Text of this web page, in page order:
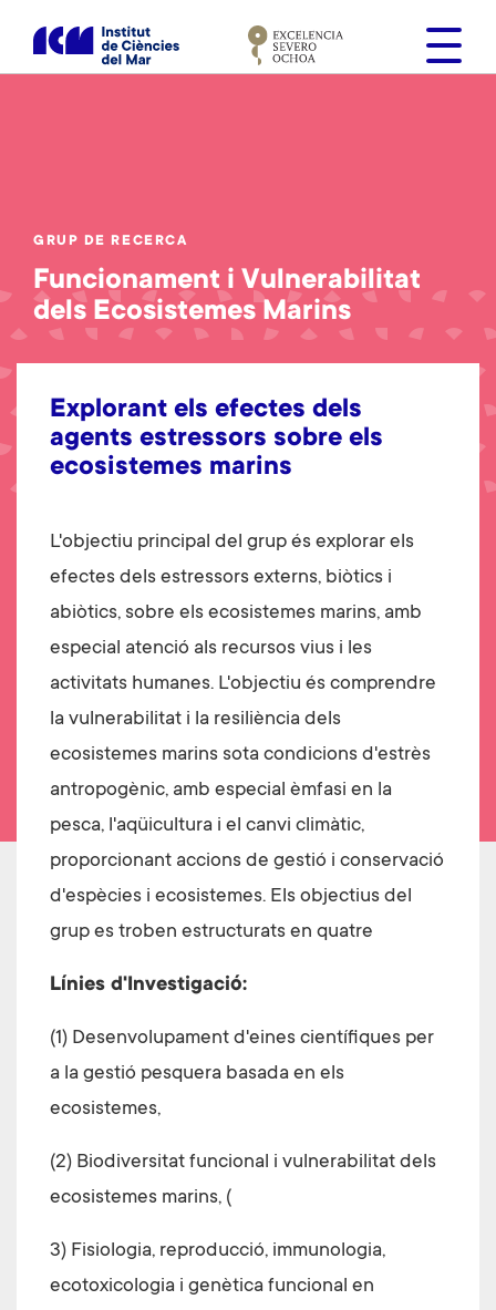
s
n
t
GRUP DE RECERCA
Funcionament i Vulnerabilitat
dels Ecosistemes Marins
Explorant els efectes dels
agents estressors sobre els
ecosistemes marins
L'objectiu principal del grup és explorar els
efectes dels estressors externs, biòtics i
abiòtics, sobre els ecosistemes marins, amb
especial atenció als recursos vius i les
activitats humanes. L'objectiu és comprendre
la vulnerabilitat i la resiliència dels
ecosistemes marins sota condicions d'estrès
antropogènic, amb especial èmfasi en la
pesca, l'aqüicultura i el canvi climàtic,
proporcionant accions de gestió i conservació
d'espècies i ecosistemes. Els objectius del
grup es troben estructurats en quatre
Línies d'Investigació:
(1) Desenvolupament d'eines científiques per
a la gestió pesquera basada en els
ecosistemes,
(2) Biodiversitat funcional i vulnerabilitat dels
ecosistemes marins, (
3) Fisiologia, reproducció, immunologia,
ecotoxicologia i genètica funcional en